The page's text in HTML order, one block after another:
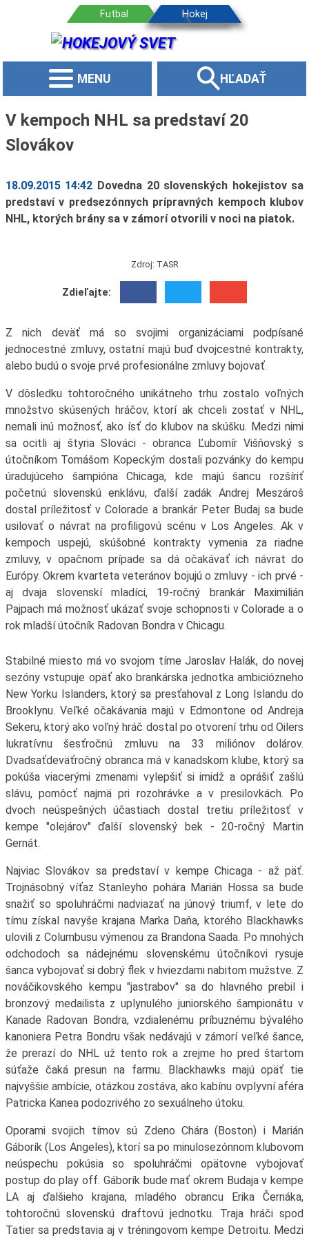
MENU HĽADAŤ
V kempoch NHL sa predstaví 20
Slovákov
18.09.2015 14:42 Dovedna 20 slovenských hokejistov sa
predstaví v predsezónnych prípravných kempoch klubov
NHL, ktorých brány sa v zámorí otvorili v noci na piatok.
Zdroj: TASR
Zdieľajte:
Z nich deväť má so svojimi organizáciami podpísané
jednocestné zmluvy, ostatní majú buď dvojcestné kontrakty,
alebo budú o svoje prvé profesionálne zmluvy bojovať.
V dôsledku tohtoročného unikátneho trhu zostalo voľných
množstvo skúsených hráčov, ktorí ak chceli zostať v NHL,
nemali inú možnosť, ako ísť do klubov na skúšku. Medzi nimi
sa ocitli aj štyria Slováci - obranca Ľubomír Višňovský s
útočníkom Tomášom Kopeckým dostali pozvánky do kempu
úradujúceho šampióna Chicaga, kde majú šancu rozšíriť
početnú slovenskú enklávu, ďalší zadák Andrej Meszároš
dostal príležitosť v Colorade a brankár Peter Budaj sa bude
usilovať o návrat na profiligovú scénu v Los Angeles. Ak v
kempoch uspejú, skúšobné kontrakty vymenia za riadne
zmluvy, v opačnom prípade sa dá očakávať ich návrat do
Európy. Okrem kvarteta veteránov bojujú o zmluvy - ich prvé -
aj dvaja slovenskí mladíci, 19-ročný brankár Maximilián
Pajpach má možnosť ukázať svoje schopnosti v Colorade a o
rok mladší útočník Radovan Bondra v Chicagu.
Stabilné miesto má vo svojom tíme Jaroslav Halák, do novej
sezóny vstupuje opäť ako brankárska jednotka ambiciózneho
New Yorku Islanders, ktorý sa presťahoval z Long Islandu do
Brooklynu. Veľké očakávania majú v Edmontone od Andreja
Sekeru, ktorý ako voľný hráč dostal po otvorení trhu od Oilers
lukratívnu šesťročnú zmluvu na 33 miliónov dolárov.
Dvadsaťdeväťročný obranca má v kanadskom klube, ktorý sa
pokúša viacerými zmenami vylepšiť si imidž a oprášiť zašlú
slávu, pomôcť najmä pri rozohrávke a v presilovkách. Po
dvoch neúspešných účastiach dostal tretiu príležitosť v
kempe "olejárov" ďalší slovenský bek - 20-ročný Martin
Gernát.
Najviac Slovákov sa predstaví v kempe Chicaga - až päť.
Trojnásobný víťaz Stanleyho pohára Marián Hossa sa bude
snažiť so spoluhráčmi nadviazať na júnový triumf, v lete do
tímu získal navyše krajana Marka Daňa, ktorého Blackhawks
ulovili z Columbusu výmenou za Brandona Saada. Po mnohých
odchodoch sa nádejnému slovenskému útočníkovi rysuje
šanca vybojovať si dobrý flek v hviezdami nabitom mužstve. Z
nováčikovského kempu "jastrabov" sa do hlavného prebil i
bronzový medailista z uplynulého juniorského šampionátu v
Kanade Radovan Bondra, vzdialenému príbuznému bývalého
kanoniera Petra Bondru však nedávajú v zámorí veľké šance,
že prerazí do NHL už tento rok a zrejme ho pred štartom
súťaže čaká presun na farmu. Blackhawks majú opäť tie
najvyššie ambície, otázkou zostáva, ako kabínu ovplyvní aféra
Patricka Kanea podozrivého zo sexuálneho útoku.
Oporami svojich tímov sú Zdeno Chára (Boston) i Marián
Gáborík (Los Angeles), ktorí sa po minulosezónnom klubovom
neúspechu pokúsia so spoluhráčmi opätovne vybojovať
postup do play off. Gáborík bude mať okrem Budaja v kempe
LA aj ďalšieho krajana, mladého obrancu Erika Černáka,
tohtoročnú slovenskú draftovú jednotku. Traja hráči spod
Tatier sa predstavia aj v tréningovom kempe Detroitu. Medzi